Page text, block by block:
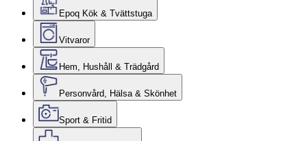
Epoq Kök & Tvättstuga
Vitvaror
Hem, Hushåll & Trädgård
Personvård, Hälsa & Skönhet
Sport & Fritid